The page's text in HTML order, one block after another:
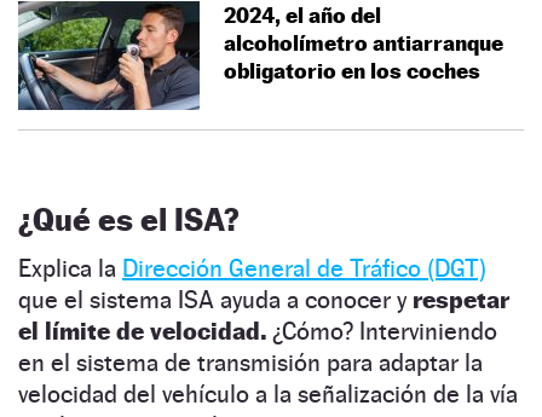
2024, el año del
alcoholímetro antiarranque
obligatorio en los coches
¿Qué es el ISA?
Explica la Dirección General de Tráfico (DGT)
que el sistema ISA ayuda a conocer y respetar
el límite de velocidad. ¿Cómo? Interviniendo
en el sistema de transmisión para adaptar la
velocidad del vehículo a la señalización de la vía